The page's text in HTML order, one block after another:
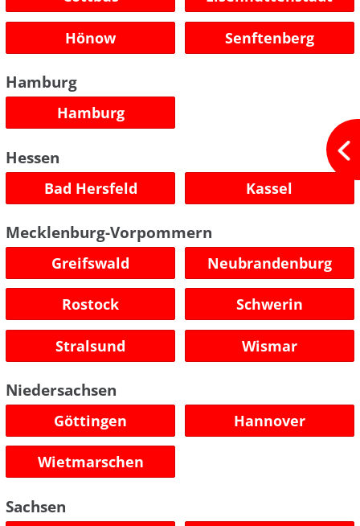
Hönow Senftenberg
Hamburg
Hamburg
Hessen
Bad Hersfeld Kassel
Mecklenburg-Vorpommern
Greifswald Neubrandenburg
Rostock Schwerin
Stralsund Wismar
Niedersachsen
Göttingen Hannover
Wietmarschen
Sachsen